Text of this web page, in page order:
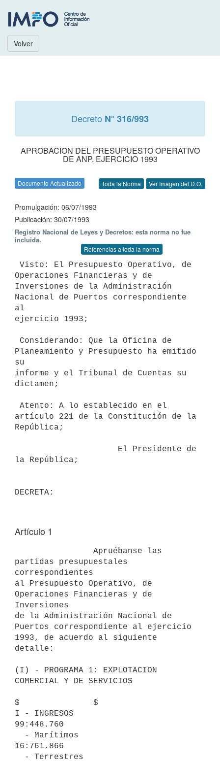
Volver
Decreto N° 316/993
APROBACION DEL PRESUPUESTO OPERATIVO
DE ANP. EJERCICIO 1993
Documento Actualizado Toda la Norma Ver Imagen del D.O.
Promulgación: 06/07/1993
Publicación: 30/07/1993
Registro Nacional de Leyes y Decretos: esta norma no fue
incluida.
Referencias a toda la norma
Operaciones Financieras y de
Inversiones de la Administración
Nacional de Puertos correspondiente
al
ejercicio 1993;
Planeamiento y Presupuesto ha emitido
su
informe y el Tribunal de Cuentas su
dictamen;
artículo 221 de la Constitución de la
República;
la República;
Artículo 1
partidas presupuestales
correspondientes
al Presupuesto Operativo, de
Operaciones Financieras y de
Inversiones
de la Administración Nacional de
Puertos correspondiente al ejercicio
1993, de acuerdo al siguiente
detalle:
(I) - PROGRAMA 1: EXPLOTACION
COMERCIAL Y DE SERVICIOS
$               $
I - INGRESOS
99:448.760
16:761.866